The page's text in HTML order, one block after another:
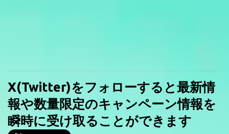
X(Twitter)をフォローすると最新情
報や数量限定のキャンペーン情報を
瞬時に受け取ることができます